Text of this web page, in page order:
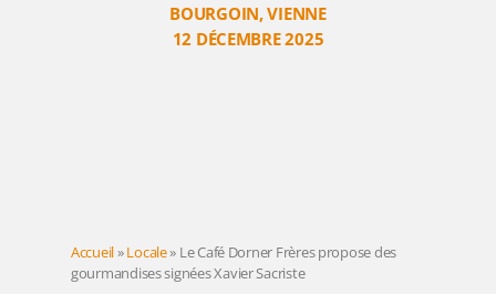
BOURGOIN,VIENNE
12 DÉCEMBRE 2025
Accueil»Locale» Le Café Dorner Frères propose des
gourmandises signées Xavier Sacriste